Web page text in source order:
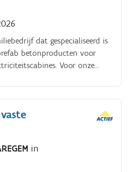
dat gespecialiseerd is
betonproducten voor
Voor onze
in